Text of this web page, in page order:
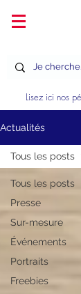
Lisez ici nos
Actualités
Tous les posts
Presse
Sur-mesure
Événements
Portraits
Freebies
Tous les posts